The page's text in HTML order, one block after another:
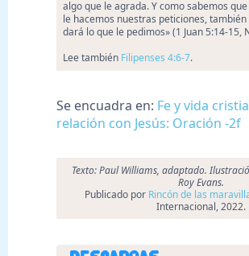
algo que le agrada. Y como sabemos
le hacemos nuestras peticiones,
dará lo que le pedimos» (1 Juan 5:14-15,
Lee también Filipenses 4:6-7.
Se encuadra en: Fe y vida
relación con Jesús: Oración -2f
Texto: Paul Williams, adaptado.
Roy Evans.
Publicado por Rincón de las
Internacional, 2022.